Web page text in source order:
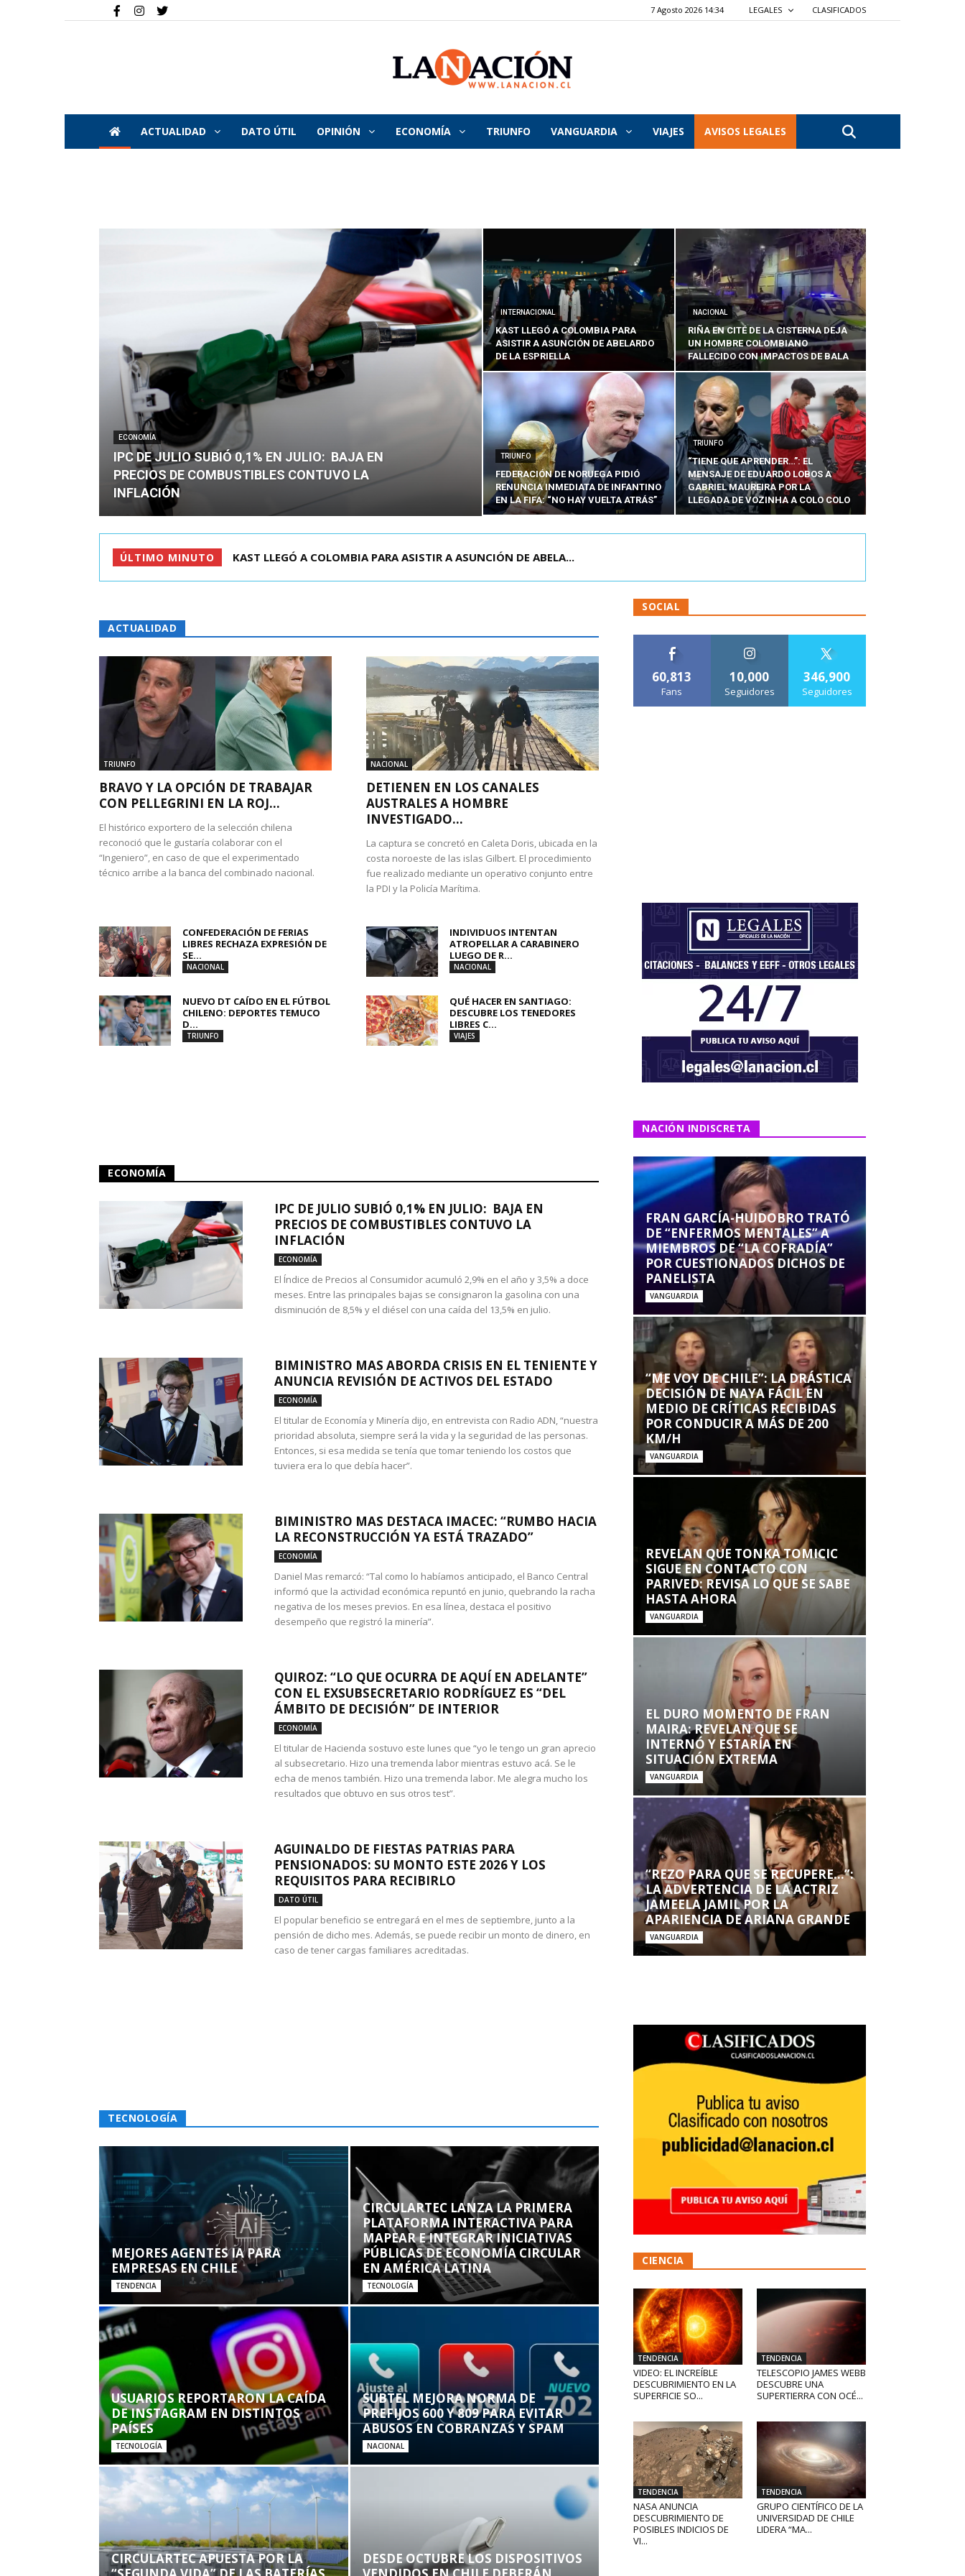
7 Agosto 2026 14:34 LEGALES CLASIFICADOS
La
Nación
ACTUALIDAD DATO ÚTIL OPINIÓN ECONOMÍA TRIUNFO VANGUARDIA VIAJES AVISOS LEGALES
ECONOMÍA
IPC DE JULIO SUBIÓ 0,1% EN JULIO: BAJA EN
PRECIOS DE COMBUSTIBLES CONTUVO LA
INFLACIÓN
INTERNACIONAL
KAST LLEGÓ A COLOMBIA PARA
ASISTIR A ASUNCIÓN DE ABELARDO
DE LA ESPRIELLA
NACIONAL
RIÑA EN CITÉ DE LA CISTERNA DEJA
UN HOMBRE COLOMBIANO
FALLECIDO CON IMPACTOS DE BALA
TRIUNFO
FEDERACIÓN DE NORUEGA PIDIÓ
RENUNCIA INMEDIATA DE INFANTINO
EN LA FIFA: “NO HAY VUELTA ATRÁS”
TRIUNFO
“TIENE QUE APRENDER…”: EL
MENSAJE DE EDUARDO LOBOS A
GABRIEL MAUREIRA POR LA
LLEGADA DE VOZINHA A COLO COLO
ÚLTIMO MINUTO RIÑA EN CITÉ DE LA CISTERNA DEJA UN HOMBRE COLOMBIANO ...
ACTUALIDAD
TRIUNFO
BRAVO Y LA OPCIÓN DE TRABAJAR
CON PELLEGRINI EN LA ROJ...
El histórico exportero de la selección chilena
reconoció que le gustaría colaborar con el
“Ingeniero”, en caso de que el experimentado
técnico arribe a la banca del combinado nacional.
NACIONAL
DETIENEN EN LOS CANALES
AUSTRALES A HOMBRE
INVESTIGADO...
La captura se concretó en Caleta Doris, ubicada en la
costa noroeste de las islas Gilbert. El procedimiento
fue realizado mediante un operativo conjunto entre
la PDI y la Policía Marítima.
CONFEDERACIÓN DE FERIAS
LIBRES RECHAZA EXPRESIÓN DE
SE...
NACIONAL
INDIVIDUOS INTENTAN
ATROPELLAR A CARABINERO
LUEGO DE R...
NACIONAL
NUEVO DT CAÍDO EN EL FÚTBOL
CHILENO: DEPORTES TEMUCO
D...
TRIUNFO
QUÉ HACER EN SANTIAGO:
DESCUBRE LOS TENEDORES
LIBRES C...
VIAJES
ECONOMÍA
IPC DE JULIO SUBIÓ 0,1% EN JULIO: BAJA EN
PRECIOS DE COMBUSTIBLES CONTUVO LA
INFLACIÓN
ECONOMÍA
El Índice de Precios al Consumidor acumuló 2,9% en el año y 3,5% a doce
meses. Entre las principales bajas se consignaron la gasolina con una
disminución de 8,5% y el diésel con una caída del 13,5% en julio.
BIMINISTRO MAS ABORDA CRISIS EN EL TENIENTE Y
ANUNCIA REVISIÓN DE ACTIVOS DEL ESTADO
ECONOMÍA
El titular de Economía y Minería dijo, en entrevista con Radio ADN, “nuestra
prioridad absoluta, siempre será la vida y la seguridad de las personas.
Entonces, si esa medida se tenía que tomar teniendo los costos que
tuviera era lo que debía hacer”.
BIMINISTRO MAS DESTACA IMACEC: “RUMBO HACIA
LA RECONSTRUCCIÓN YA ESTÁ TRAZADO”
ECONOMÍA
Daniel Mas remarcó: “Tal como lo habíamos anticipado, el Banco Central
informó que la actividad económica repuntó en junio, quebrando la racha
negativa de los meses previos. En esa línea, destaca el positivo
desempeño que registró la minería”.
QUIROZ: “LO QUE OCURRA DE AQUÍ EN ADELANTE”
CON EL EXSUBSECRETARIO RODRÍGUEZ ES “DEL
ÁMBITO DE DECISIÓN” DE INTERIOR
ECONOMÍA
El titular de Hacienda sostuvo este lunes que “yo le tengo un gran aprecio
al subsecretario. Hizo una tremenda labor mientras estuvo acá. Se le
echa de menos también. Hizo una tremenda labor. Me alegra mucho los
resultados que obtuvo en sus otros test”.
AGUINALDO DE FIESTAS PATRIAS PARA
PENSIONADOS: SU MONTO ESTE 2026 Y LOS
REQUISITOS PARA RECIBIRLO
DATO ÚTIL
El popular beneficio se entregará en el mes de septiembre, junto a la
pensión de dicho mes. Además, se puede recibir un monto de dinero, en
caso de tener cargas familiares acreditadas.
TECNOLOGÍA
MEJORES AGENTES IA PARA
EMPRESAS EN CHILE
TENDENCIA
CIRCULARTEC LANZA LA PRIMERA
PLATAFORMA INTERACTIVA PARA
MAPEAR E INTEGRAR INICIATIVAS
PÚBLICAS DE ECONOMÍA CIRCULAR
EN AMÉRICA LATINA
TECNOLOGÍA
USUARIOS REPORTARON LA CAÍDA
DE INSTAGRAM EN DISTINTOS
PAÍSES
TECNOLOGÍA
SUBTEL MEJORA NORMA DE
PREFIJOS 600 Y 809 PARA EVITAR
ABUSOS EN COBRANZAS Y SPAM
NACIONAL
CIRCULARTEC APUESTA POR LA
DESDE OCTUBRE LOS DISPOSITIVOS
SOCIAL
60,813
Fans
10,000
Seguidores
346,900
Seguidores
NACIÓN INDISCRETA
FRAN GARCÍA-HUIDOBRO TRATÓ
DE “ENFERMOS MENTALES” A
MIEMBROS DE “LA COFRADÍA”
POR CUESTIONADOS DICHOS DE
PANELISTA
VANGUARDIA
“ME VOY DE CHILE”: LA DRÁSTICA
DECISIÓN DE NAYA FÁCIL EN
MEDIO DE CRÍTICAS RECIBIDAS
POR CONDUCIR A MÁS DE 200
KM/H
VANGUARDIA
REVELAN QUE TONKA TOMICIC
SIGUE EN CONTACTO CON
PARIVED: REVISA LO QUE SE SABE
HASTA AHORA
VANGUARDIA
EL DURO MOMENTO DE FRAN
MAIRA: REVELAN QUE SE
INTERNÓ Y ESTARÍA EN
SITUACIÓN EXTREMA
VANGUARDIA
“REZO PARA QUE SE RECUPERE…”:
LA ADVERTENCIA DE LA ACTRIZ
JAMEELA JAMIL POR LA
APARIENCIA DE ARIANA GRANDE
VANGUARDIA
CIENCIA
TENDENCIA
VIDEO: EL INCREÍBLE
DESCUBRIMIENTO EN LA
SUPERFICIE SO...
TENDENCIA
TELESCOPIO JAMES WEBB
DESCUBRE UNA
SUPERTIERRA CON OCÉ...
TENDENCIA
NASA ANUNCIA
DESCUBRIMIENTO DE
POSIBLES INDICIOS DE
VI...
TENDENCIA
GRUPO CIENTÍFICO DE LA
UNIVERSIDAD DE CHILE
LIDERA “MA...